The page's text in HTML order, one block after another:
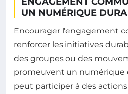
UN NUMÉRIQUE
Encourager l’engagement
renforcer les initiatives
des groupes ou des
promeuvent un numérique
peut participer à des